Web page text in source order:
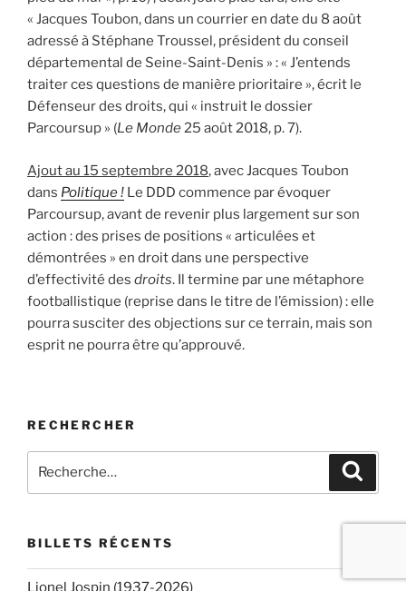
« Jacques Toubon, dans un courrier en date du 8 août
adressé à ­Stéphane Troussel, président du ­conseil
départemental de Seine-Saint-Denis » : « J’entends
traiter ces questions de manière prioritaire », écrit le
Défenseur des droits, qui « instruit le dossier
Parcoursup » (Le Monde25 août 2018, p. 7).
Ajout au 15 septembre 2018, avec Jacques Toubon
dans Politique ! Le DDD commence par évoquer
Parcoursup, avant de revenir plus largement sur son
action : des prises de positions « articulées et
démontrées » en droit dans une perspective
d’effectivité des droits. Il termine par une métaphore
footballistique (reprise dans le titre de l’émission) : elle
pourra susciter des objections sur ce terrain, mais son
esprit ne pourra être qu’approuvé.
RECHERCHER
pour
BILLETS RÉCENTS
Lionel Jospin (1937-2026)